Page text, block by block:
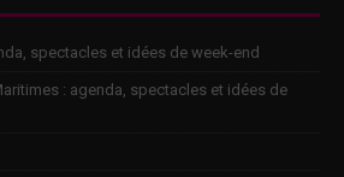
spectacles et idées de week-end
: agenda, spectacles et idées de